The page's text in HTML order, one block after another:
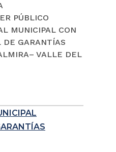
PÚBLICO
MUNICIPAL CON
DE GARANTÍAS
VALLE DEL